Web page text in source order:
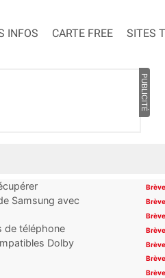
INFOS CARTE FREE SITES
PUBLICITÉ
Samsung avec
de téléphone
Dolby